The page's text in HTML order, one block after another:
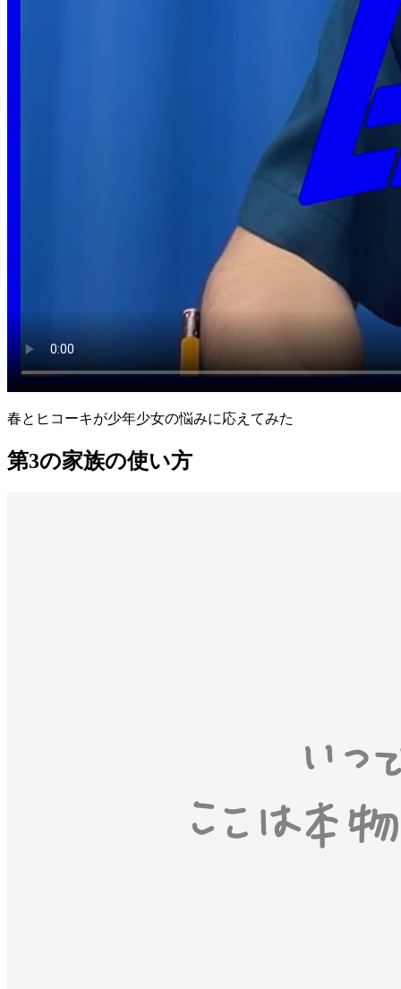
春とヒコーキが少年少女の悩みに応えてみた
第3の家族の使い方